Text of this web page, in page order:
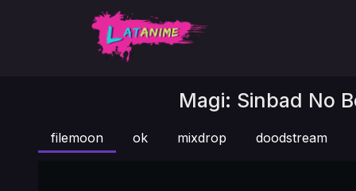
Magi: Sinbad No
filemoon ok mixdrop doodstream